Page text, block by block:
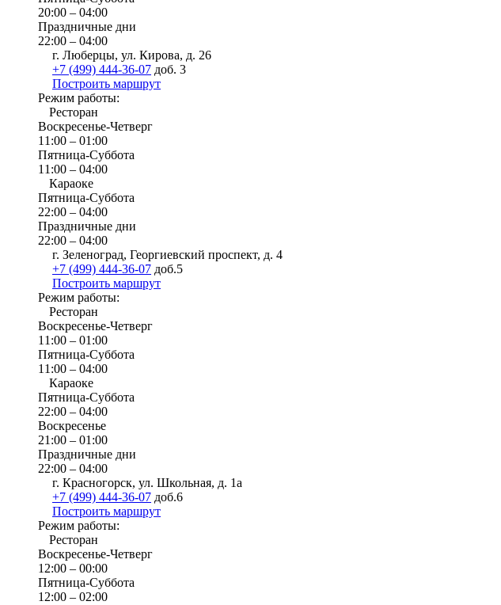
20:00 – 04:00
Праздничные дни
22:00 – 04:00
г. Люберцы, ул. Кирова, д. 26
+7 (499) 444-36-07 доб. 3
Построить маршрут
Режим работы:
Ресторан
Воскресенье-Четверг
11:00 – 01:00
Пятница-Суббота
11:00 – 04:00
Караоке
Пятница-Суббота
22:00 – 04:00
Праздничные дни
22:00 – 04:00
г. Зеленоград, Георгиевский проспект, д. 4
+7 (499) 444-36-07 доб.5
Построить маршрут
Режим работы:
Ресторан
Воскресенье-Четверг
11:00 – 01:00
Пятница-Суббота
11:00 – 04:00
Караоке
Пятница-Суббота
22:00 – 04:00
Воскресенье
21:00 – 01:00
Праздничные дни
22:00 – 04:00
г. Красногорск, ул. Школьная, д. 1а
+7 (499) 444-36-07 доб.6
Построить маршрут
Режим работы:
Ресторан
Воскресенье-Четверг
12:00 – 00:00
Пятница-Суббота
12:00 – 02:00